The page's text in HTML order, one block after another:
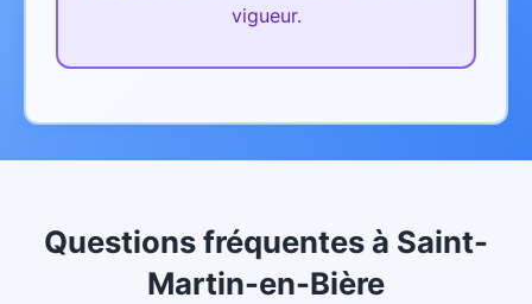
vigueur.
Questions fréquentes à Saint-
Martin-en-Bière